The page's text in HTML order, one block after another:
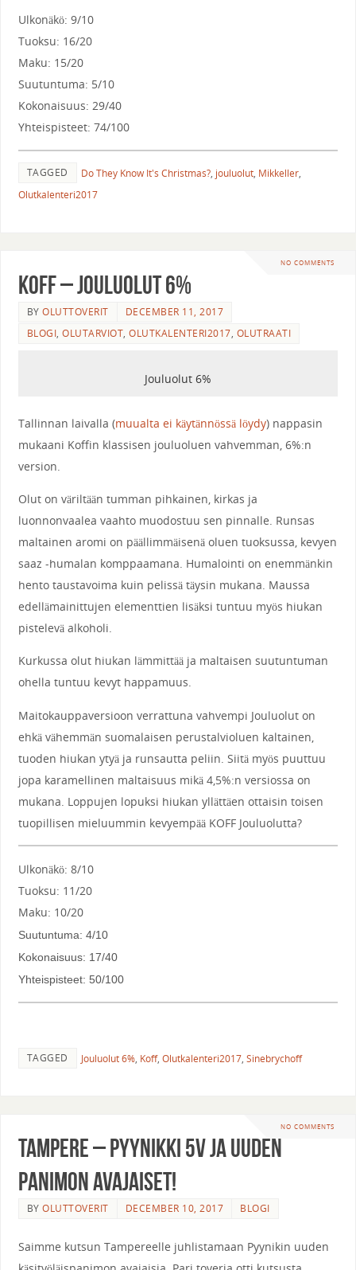
Ulkonäkö: 9/10
Tuoksu: 16/20
Maku: 15/20
Suutuntuma: 5/10
Kokonaisuus: 29/40
Yhteispisteet: 74/100
TAGGED Do They Know It's Christmas?, jouluolut, Mikkeller,
Olutkalenteri2017
NO COMMENTS
Koff – Jouluolut 6%
BYOLUTTOVERIT
DECEMBER 11, 2017
BLOGI,OLUTARVIOT,OLUTKALENTERI2017, OLUTRAATI
Jouluolut 6%
Tallinnan laivalla (muualta ei käytännössä löydy) nappasin
mukaani Koffin klassisen jouluoluen vahvemman, 6%:n
version.
Olut on väriltään tumman pihkainen, kirkas ja
luonnonvaalea vaahto muodostuu sen pinnalle. Runsas
maltainen aromi on päällimmäisenä oluen tuoksussa, kevyen
saaz -humalan komppaamana. Humalointi on enemmänkin
hento taustavoima kuin pelissä täysin mukana. Maussa
edellämainittujen elementtien lisäksi tuntuu myös hiukan
pistelevä alkoholi.
Kurkussa olut hiukan lämmittää ja maltaisen suutuntuman
ohella tuntuu kevyt happamuus.
Maitokauppaversioon verrattuna vahvempi Jouluolut on
ehkä vähemmän suomalaisen perustalvioluen kaltainen,
tuoden hiukan ytyä ja runsautta peliin. Siitä myös puuttuu
jopa karamellinen maltaisuus mikä 4,5%:n versiossa on
mukana. Loppujen lopuksi hiukan yllättäen ottaisin toisen
tuopillisen mieluummin kevyempää KOFF Jouluolutta?
Ulkonäkö: 8/10
Tuoksu: 11/20
Maku: 10/20
Suutuntuma: 4/10
Kokonaisuus: 17/40
Yhteispisteet: 50/100
TAGGED Jouluolut 6%, Koff, Olutkalenteri2017, Sinebrychoff
NO COMMENTS
Tampere – Pyynikki 5v ja uuden
panimon avajaiset!
BYOLUTTOVERIT DECEMBER 10, 2017 BLOGI
Saimme kutsun Tampereelle juhlistamaan Pyynikin uuden